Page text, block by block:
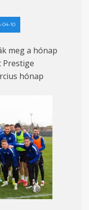
04-10
meg a hónap
Prestige
hónap